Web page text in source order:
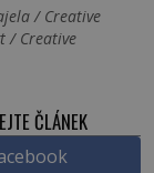
/ Creative
/ Creative
ČLÁNEK